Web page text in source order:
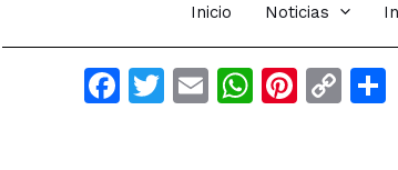
Inicio Noticias
F
T
E
W Pi C